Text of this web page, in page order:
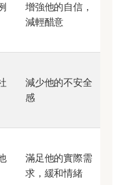
增強他的自信，
減輕醋意
減少他的不安全
感
滿足他的實際需
求，緩和情緒